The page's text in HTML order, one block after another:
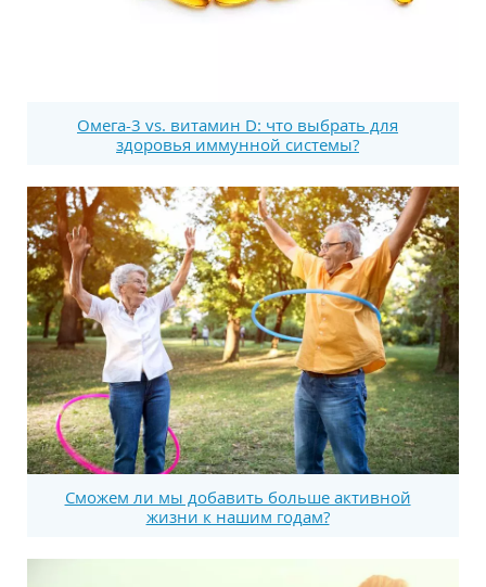
Омега-3 vs. витамин D: что выбрать для
здоровья иммунной системы?
Сможем ли мы добавить больше активной
жизни к нашим годам?